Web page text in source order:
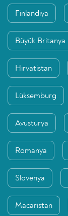
Finlandiya
Büyük Britanya
Hırvatistan
Lüksemburg
Avusturya
Romanya
Slovenya
Macaristan